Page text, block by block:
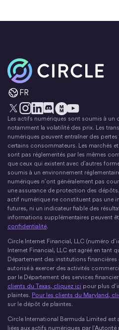
Accueil
FR
X Instagram
LinkedIn
Discorde
Le mouvement
YouTube
Les actifs numériques sont soumis à un
notamment la volatilité des prix. Les
numériques peuvent entraîner des
certains consommateurs. Les marchés
sont pas réglementés par les mêmes
que ceux qui existent avec d’autres
soumis à un environnement
numériques n’ont généralement pas
une assurance de protection des
actif numérique ne constituent pas une
futures, ni un indicateur fiable des
informations supplémentaires peuvent
confidentialité.
Circle Internet Financial, LLC (numéro
Internet Financial, LLC est agréé en tant
Département des institutions financières
autorisé à exercer des activités
par le Département des services
clients du Texas, cliquez ici pour plus
plaintes. Pour les clients du Maryland,
sur le dépôt de plaintes.
Circle International Bermuda Limited est
liées aux actifs numériques par